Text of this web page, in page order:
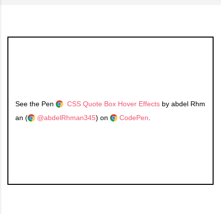
See the Pen CSS Quote Box Hover Effects by abdel Rhm
an (
@abdelRhman345) on CodePen